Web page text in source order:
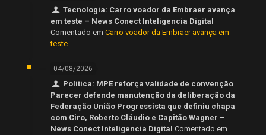
Tecnologia: Carro voador da Embraer avança
em teste – News Conect Inteligencia Digital
Comentado em Carro voador da Embraer avança em
teste
04/08/2026
Política: MPE reforça validade de convenção
Parecer defende manutenção da deliberação da
Federação União Progressista que definiu chapa
com Ciro, Roberto Cláudio e Capitão Wagner –
News Conect Inteligencia Digital Comentado em